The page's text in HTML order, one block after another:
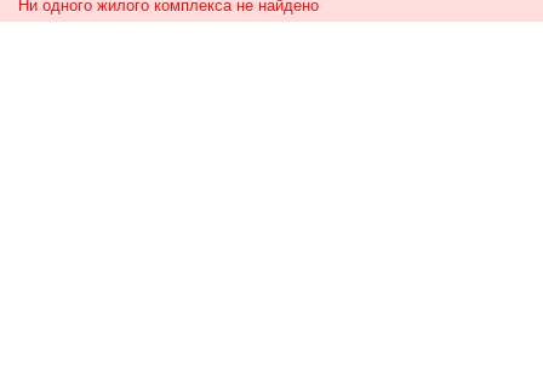
Ни одного жилого комплекса не найдено